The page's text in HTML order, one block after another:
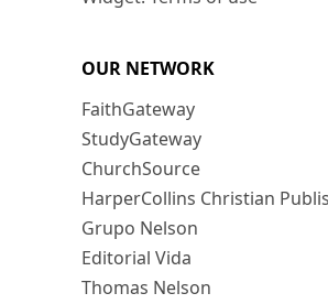
OUR NETWORK
FaithGateway
StudyGateway
ChurchSource
HarperCollins Christian
Grupo Nelson
Editorial Vida
Thomas Nelson